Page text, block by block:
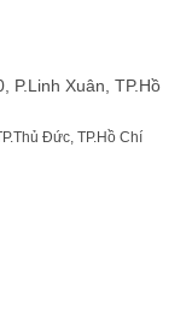
P.Linh Xuân, TP.Hồ
Đức, TP.Hồ Chí